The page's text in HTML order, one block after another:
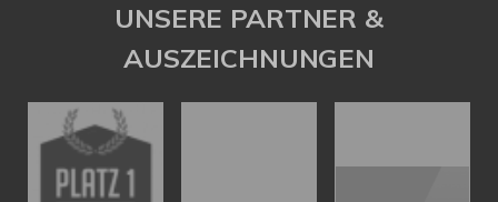
UNSERE PARTNER &
AUSZEICHNUNGEN